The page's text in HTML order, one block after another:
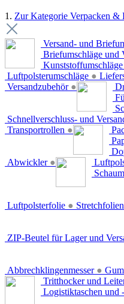
1. Zur Kategorie Verpacken &
Versand- und
Briefumschläge und
Kunststoffumschläge
Luftpolsterumschläge ●
Versandzubehör ●
Schnellverschluss- und
Transportrollen ●
Abwickler ●
Luftpolsterfolie ● Stretchfolien
ZIP-Beutel für Lager und
Abbrechklingenmesser ●
Tritthocker und
Logistiktaschen und